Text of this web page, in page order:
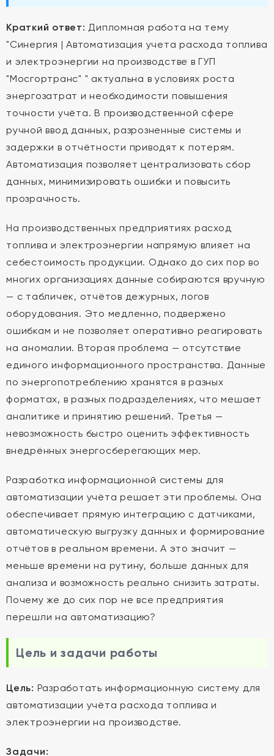
Краткий ответ: Дипломная работа на тему
"Синергия | Автоматизация учета расхода топлива
и электроэнергии на производстве в ГУП
"Мосгортранс" " актуальна в условиях роста
энергозатрат и необходимости повышения
точности учёта. В производственной сфере
ручной ввод данных, разрозненные системы и
задержки в отчётности приводят к потерям.
Автоматизация позволяет централизовать сбор
данных, минимизировать ошибки и повысить
прозрачность.
На производственных предприятиях расход
топлива и электроэнергии напрямую влияет на
себестоимость продукции. Однако до сих пор во
многих организациях данные собираются вручную
— с табличек, отчётов дежурных, логов
оборудования. Это медленно, подвержено
ошибкам и не позволяет оперативно реагировать
на аномалии. Вторая проблема — отсутствие
единого информационного пространства. Данные
по энергопотреблению хранятся в разных
форматах, в разных подразделениях, что мешает
аналитике и принятию решений. Третья —
невозможность быстро оценить эффективность
внедрённых энергосберегающих мер.
Разработка информационной системы для
автоматизации учёта решает эти проблемы. Она
обеспечивает прямую интеграцию с датчиками,
автоматическую выгрузку данных и формирование
отчётов в реальном времени. А это значит —
меньше времени на рутину, больше данных для
анализа и возможность реально снизить затраты.
Почему же до сих пор не все предприятия
перешли на автоматизацию?
Цель и задачи работы
Цель: Разработать информационную систему для
автоматизации учёта расхода топлива и
электроэнергии на производстве.
Задачи: